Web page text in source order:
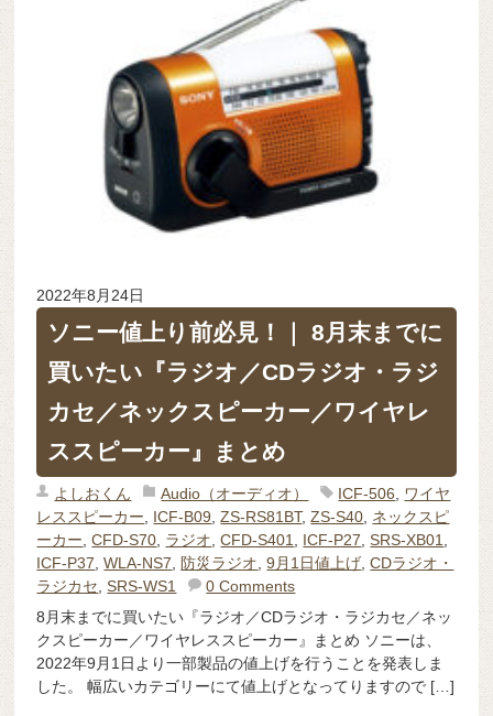
2022年8月24日
ソニー値上り前必見！｜ 8月末までに
買いたい『ラジオ／CDラジオ・ラジ
カセ／ネックスピーカー／ワイヤレ
ススピーカー』まとめ
よしおくん Audio（オーディオ） ICF-506
ワイヤ
レススピーカー
ICF-B09 ,ZS-RS81BT,ZS-S40 ネックスピ
ーカー ,CFD-S70 ラジオ ,CFD-S401 ICF-P27 ,SRS-XB01
ICF-P37 ,WLA-NS7 防災ラジオ ,9月1日値上げ ,CDラジオ・
ラジカセ ,SRS-WS1
0 Comments
8月末までに買いたい『ラジオ／CDラジオ・ラジカセ／ネッ
クスピーカー／ワイヤレススピーカー』まとめ ソニーは、
2022年9月1日より一部製品の値上げを行うことを発表しま
した。 幅広いカテゴリーにて値上げとなってりますので […]